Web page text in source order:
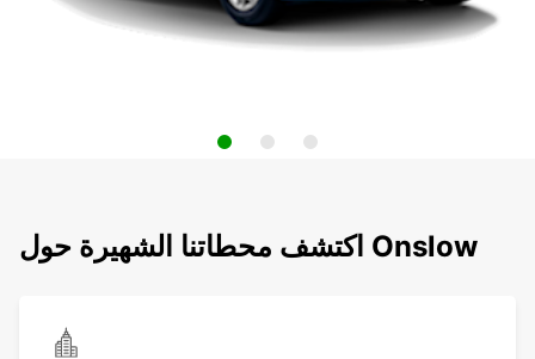
اكتشف محطاتنا الشهيرة حول Onslow